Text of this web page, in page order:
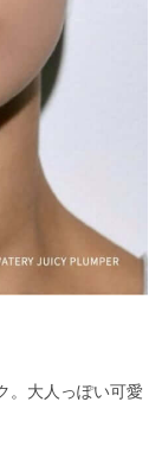
。大人っぽい可愛